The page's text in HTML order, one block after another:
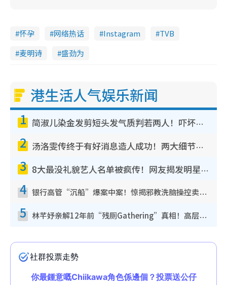
怀孕 网络热话 Instagram
TVB
麦明诗
盛劲为
港生活人气娱乐新闻
1 简淑儿染金发剪短头发气质判若两人！吓坏老公麦大力都认不出：“你做什么？”
2 汤洛雯传终于有好消息造人成功！两大细节曝孕味极浓引猜测：大肚婆先会咁！
3 8大最没礼貌艺人名单被疯传！网友揭发明星真面目，一致数落这一位是无品天花板？
4 银行高管“沉船”爆案中案！惊揭邪教洗脑操控卖淫被吞600万，幕后黑手讲多错多
5 林芊妤亲解12年前“残厕Gathering”真相！高层解约一句话重创尊严，至今拒返TVB